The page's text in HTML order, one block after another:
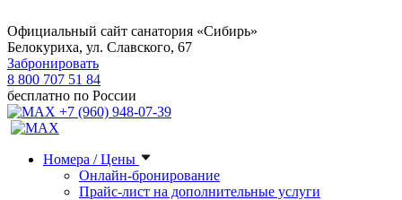
Официальный сайт санатория «Сибирь»
Белокуриха, ул. Славского, 67
Забронировать
8 800 707 51 84
бесплатно по России
+7 (960) 948-07-39
Номера / Цены
Онлайн-бронирование
Прайс-лист на дополнительные услуги